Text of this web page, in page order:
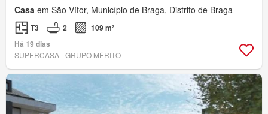
Casa em São Vítor, Município de Braga, Distrito de Braga
T3 2
109 m²
Há 19 dias
SUPERCASA - GRUPO MÉRITO